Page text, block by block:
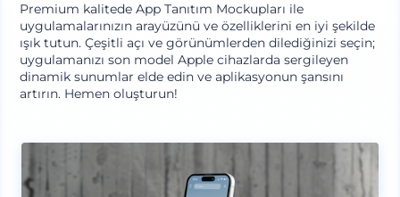
Premium kalitede App Tanıtım Mockupları ile
uygulamalarınızın arayüzünü ve özelliklerini en iyi şekilde
ışık tutun. Çeşitli açı ve görünümlerden dilediğinizi seçin;
uygulamanızı son model Apple cihazlarda sergileyen
dinamik sunumlar elde edin ve aplikasyonun şansını
artırın. Hemen oluşturun!